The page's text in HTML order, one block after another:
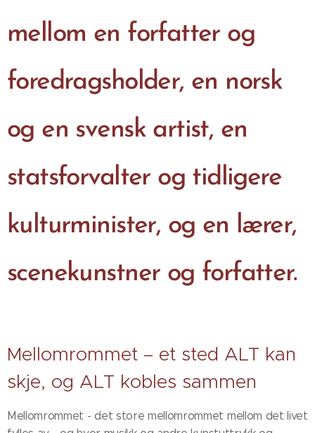
mellom en forfatter og
foredragsholder, en norsk
og en svensk artist, en
statsforvalter og tidligere
kulturminister, og en lærer,
scenekunstner og forfatter.
Mellomrommet – et sted ALT kan
skje, og ALT kobles sammen
Mellomrommet - det store mellomrommet mellom det livet